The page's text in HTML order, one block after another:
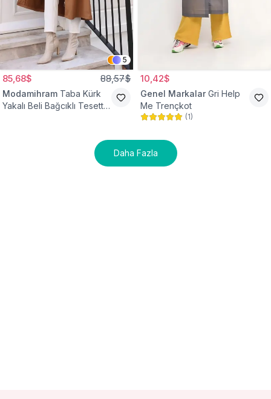
5
85,68$ 88,57$
Modamihram Taba Kürk
Yakalı Beli Bağcıklı Tesettür
10,42$
Genel Markalar Gri Help
Me Trençkot
(1)
Daha Fazla